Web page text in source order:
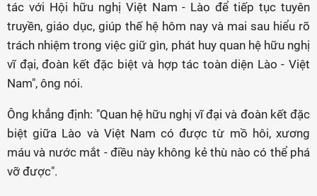
tác với Hội hữu nghị Việt Nam - Lào để tiếp tục tuyên
truyền, giáo dục, giúp thế hệ hôm nay và mai sau hiểu rõ
trách nhiệm trong việc giữ gìn, phát huy quan hệ hữu nghị
vĩ đại, đoàn kết đặc biệt và hợp tác toàn diện Lào - Việt
Nam", ông nói.
Ông khẳng định: "Quan hệ hữu nghị vĩ đại và đoàn kết đặc
biệt giữa Lào và Việt Nam có được từ mồ hôi, xương
máu và nước mắt - điều này không kẻ thù nào có thể phá
vỡ được".